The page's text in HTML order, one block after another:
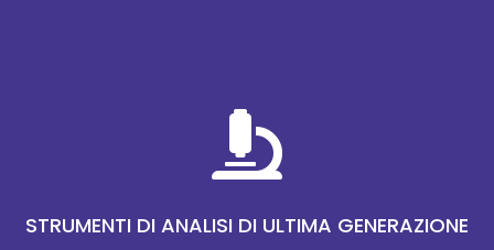

STRUMENTI DI ANALISI DI ULTIMA GENERAZIONE